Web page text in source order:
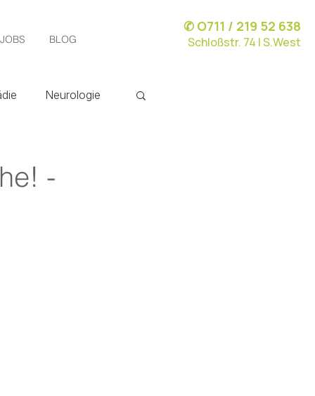
JOBS BLOG
✆ O711 / 219 52 638
Schloßstr. 74 | S.West
Neurologie
-